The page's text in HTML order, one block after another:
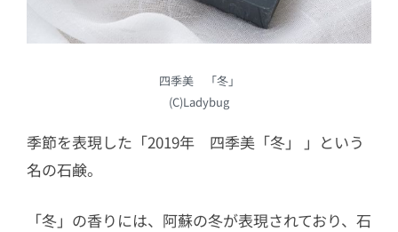
四季美 「冬」
(C)Ladybug
季節を表現した「2019年 四季美「冬」 」という
名の石鹸。
「冬」の香りには、阿蘇の冬が表現されており、石